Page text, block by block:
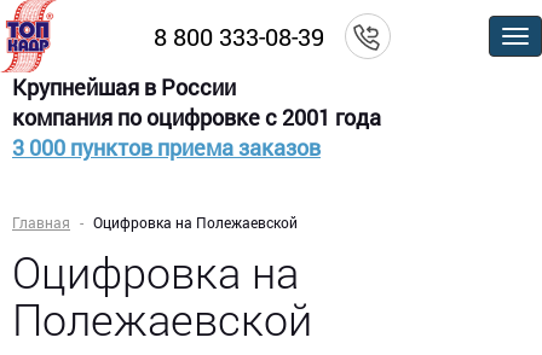
8 800 333-08-39
Крупнейшая в России
компания по оцифровке с 2001 года
3 000 пунктов приема заказов
Главная Оцифровка на Полежаевской
Оцифровка на
Полежаевской